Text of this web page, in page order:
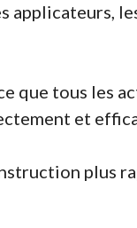
applicateurs,
que tous les
et
plus